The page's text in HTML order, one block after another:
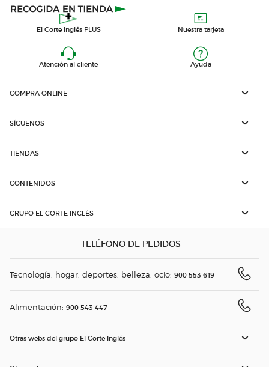
El Corte Inglés PLUS Nuestra tarjeta
Atención al cliente Ayuda
COMPRA ONLINE
SÍGUENOS
TIENDAS
CONTENIDOS
GRUPO EL CORTE INGLÉS
TELÉFONO DE PEDIDOS
Tecnología, hogar, deportes, belleza, ocio: 900 553 619
Alimentación: 900 543 447
Otras webs del grupo El Corte Inglés